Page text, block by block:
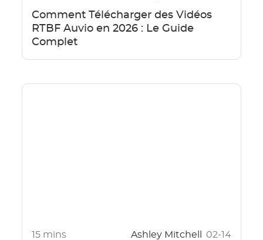
Comment Télécharger des Vidéos
RTBF Auvio en 2026 : Le Guide
Complet
15 mins Ashley Mitchell 02-14